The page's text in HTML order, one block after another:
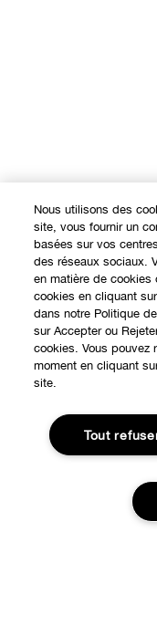
EXPÉRIENCE EN
Offres Spéciales
Programme de
À PROPOS
Nous utilisons des
site, vous fournir un
basées sur vos
des réseaux sociaux.
en matière de
cookies en cliquant
dans notre Politique
sur Accepter ou
cookies. Vous pouvez
moment en cliquant
site.
Tout